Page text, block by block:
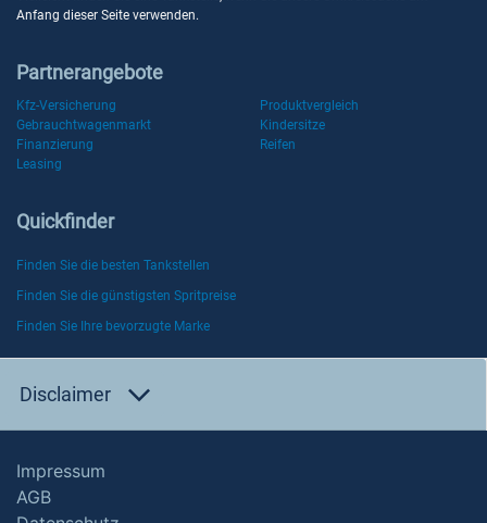
Anfang dieser Seite verwenden.
Partnerangebote
Kfz-Versicherung
Produktvergleich
Gebrauchtwagenmarkt
Kindersitze
Finanzierung
Reifen
Leasing
Quickfinder
Finden Sie die besten Tankstellen
Finden Sie die günstigsten Spritpreise
Finden Sie Ihre bevorzugte Marke
Disclaimer
Impressum
AGB